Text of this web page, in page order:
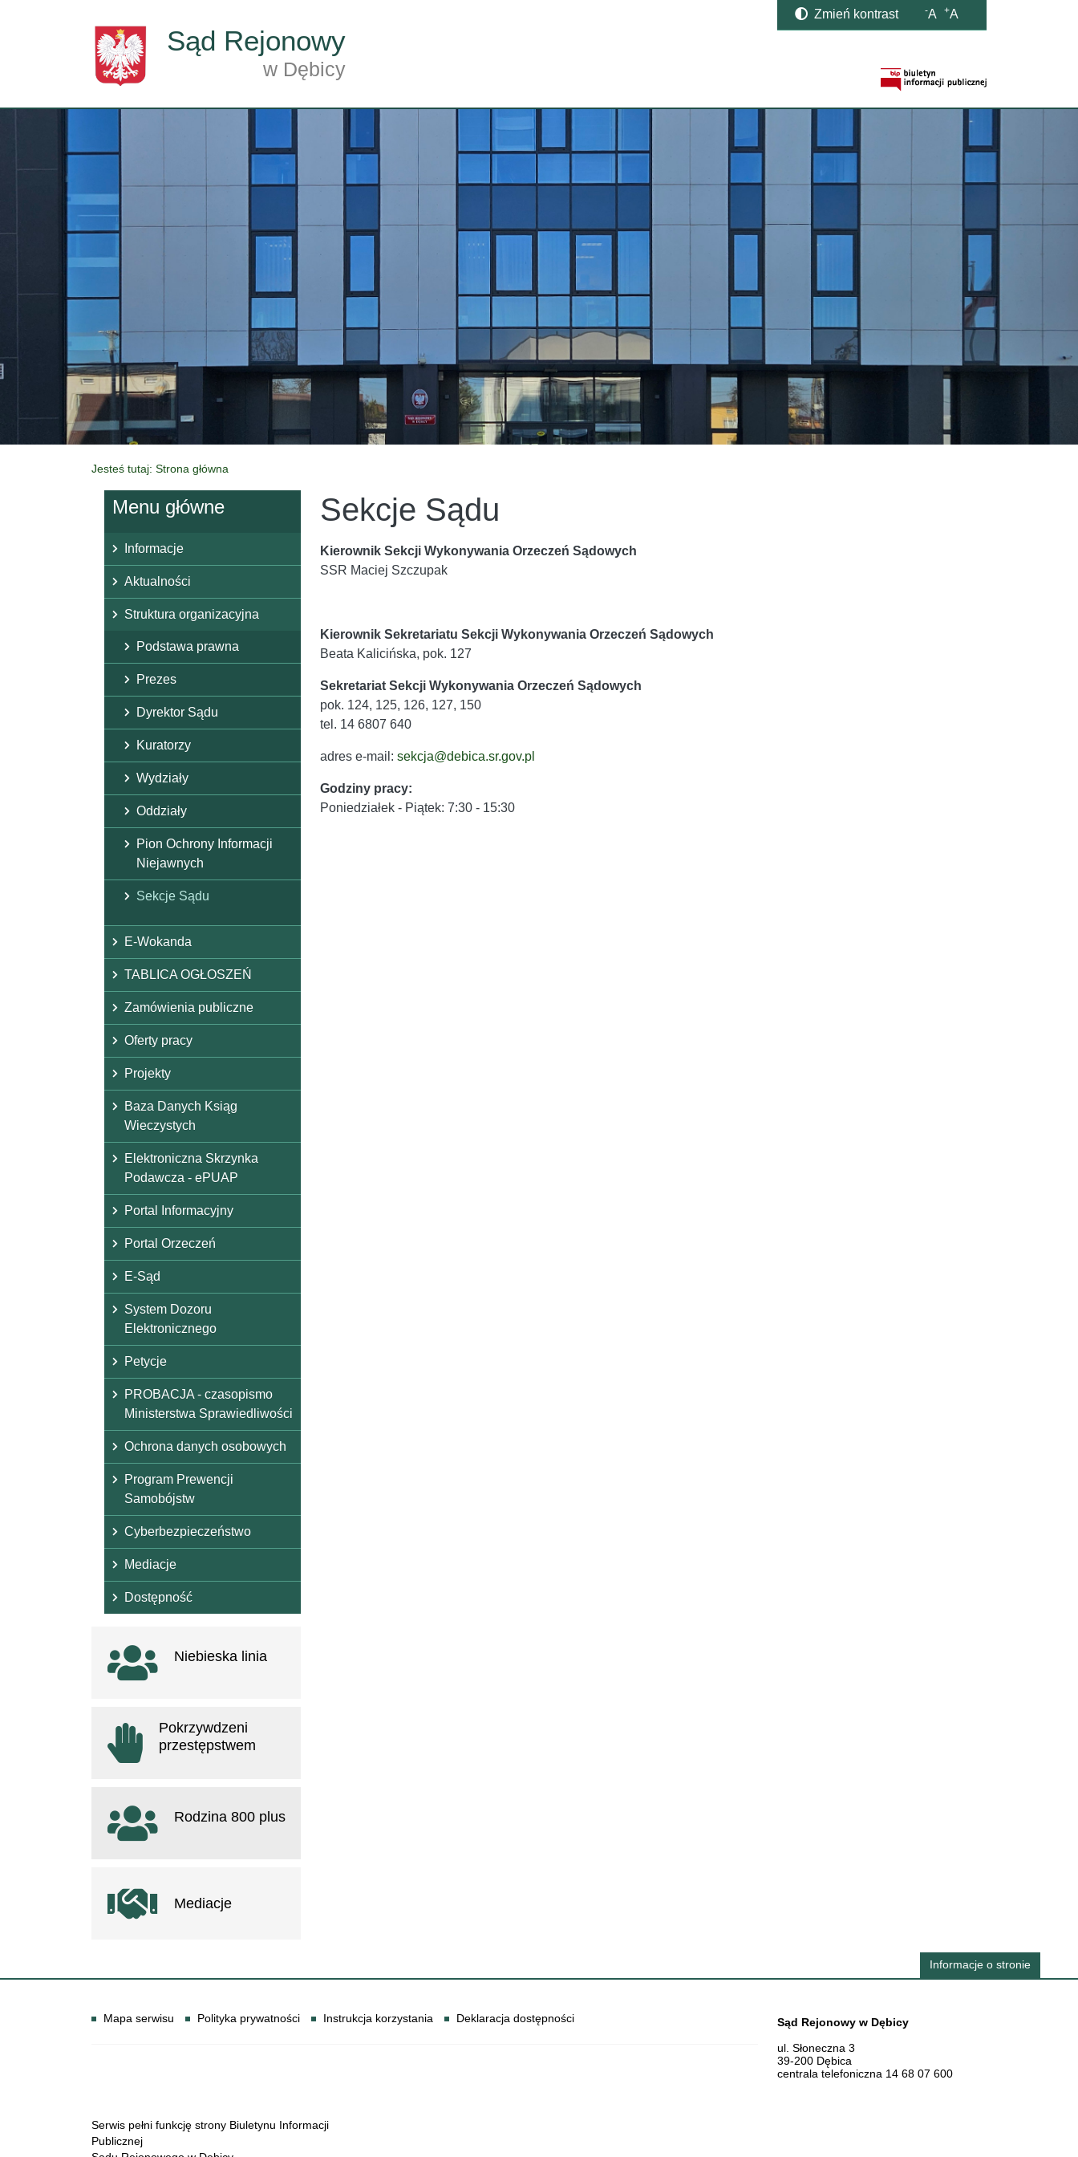
Sąd Rejonowy
w Dębicy
Zmień kontrast -A +A
Strona BIP
Jesteś tutaj: Strona główna
Sekcje Sądu
Kierownik Sekcji Wykonywania Orzeczeń Sądowych
SSR Maciej Szczupak
Kierownik Sekretariatu Sekcji Wykonywania Orzeczeń Sądowych
Beata Kalicińska, pok. 127
Sekretariat Sekcji Wykonywania Orzeczeń Sądowych
pok. 124, 125, 126, 127, 150
tel. 14 6807 640
adres e-mail: sekcja@debica.sr.gov.pl
Godziny pracy:
Poniedziałek - Piątek: 7:30 - 15:30
Menu główne
Informacje
Aktualności
Struktura organizacyjna
Podstawa prawna
Prezes
Dyrektor Sądu
Kuratorzy
Wydziały
Oddziały
Pion Ochrony Informacji
Niejawnych
Sekcje Sądu
E-Wokanda
TABLICA OGŁOSZEŃ
Zamówienia publiczne
Oferty pracy
Projekty
Baza Danych Ksiąg
Wieczystych
Elektroniczna Skrzynka
Podawcza - ePUAP
Portal Informacyjny
Portal Orzeczeń
E-Sąd
System Dozoru
Elektronicznego
Petycje
PROBACJA - czasopismo
Ministerstwa Sprawiedliwości
Ochrona danych osobowych
Program Prewencji
Samobójstw
Cyberbezpieczeństwo
Mediacje
Dostępność
Ważne linki
Niebieska linia
Pokrzywdzeni
przestępstwem
Rodzina 800 plus
Mediacje
Informacje o stronie
Informacje
Mapa serwisu Polityka prywatności Instrukcja korzystania Deklaracja dostępności Dane teleadresowe
Sąd Rejonowy w Dębicy
ul. Słoneczna 3
39-200 Dębica
centrala telefoniczna 14 68 07 600
Serwis pełni funkcję strony Biuletynu Informacji
Publicznej